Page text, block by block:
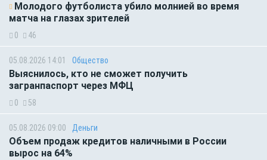
Молодого футболиста убило молнией во время
матча на глазах зрителей
0 46
05.08.2026 14:01 Общество
Выяснилось, кто не сможет получить
загранпаспорт через МФЦ
0 58
05.08.2026 09:00 Деньги
Объем продаж кредитов наличными в России
вырос на 64%